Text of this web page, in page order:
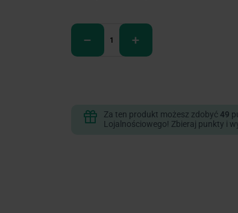
Za ten produkt możesz zdobyć 49
Lojalnościowego! Zbieraj punkty i